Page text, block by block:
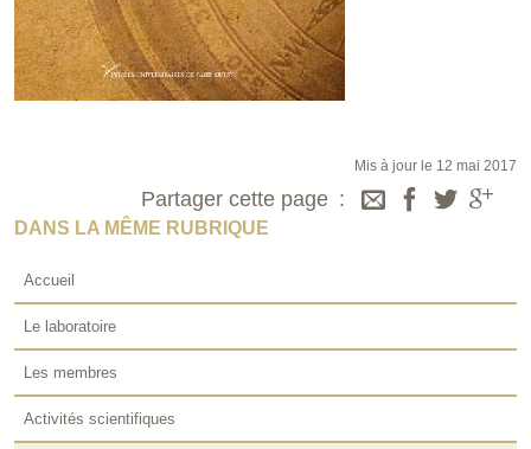
Mis à jour le 12 mai 2017
Partager cette page
DANS LA MÊME RUBRIQUE
Accueil
Le laboratoire
Les membres
Activités scientifiques